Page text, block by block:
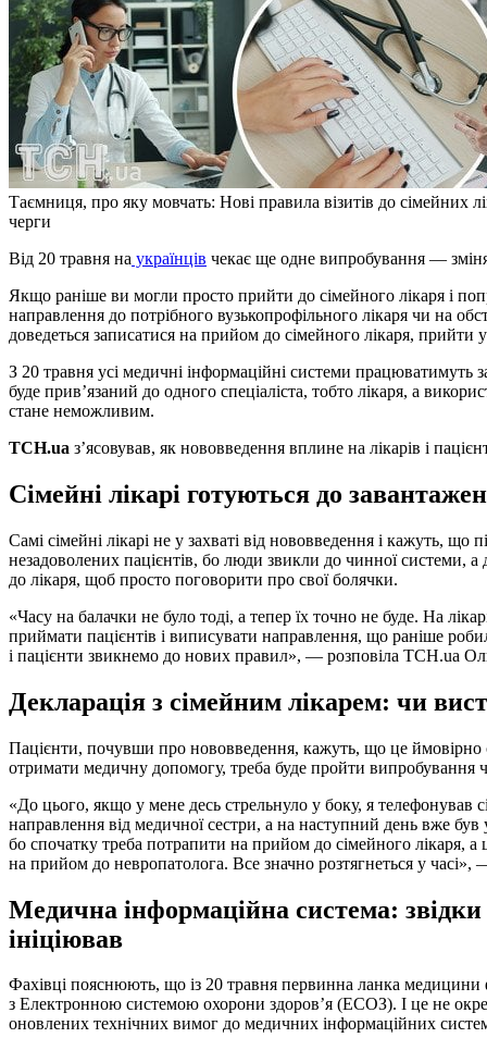
Таємниця, про яку мовчать: Нові правила візитів до сімейних
черги
Від 20 травня на українців чекає ще одне випробування —
Якщо раніше ви могли просто прийти до сімейного лікаря і
направлення до потрібного вузькопрофільного лікаря чи на
доведеться записатися на прийом до сімейного лікаря,
З 20 травня усі медичні інформаційні системи
буде прив’язаний до одного спеціаліста, тобто лікаря, а
стане неможливим.
ТСН.ua з’ясовував, як нововведення вплине на лікарів і
Сімейні лікарі готуються до
Самі сімейні лікарі не у захваті від нововведення і кажуть, що
незадоволених пацієнтів, бо люди звикли до чинної системи,
до лікаря, щоб просто поговорити про свої болячки.
«Часу на балачки не було тоді, а тепер їх точно не буде. На
приймати пацієнтів і виписувати направлення, що раніше
і пацієнти звикнемо до нових правил», — розповіла ТСН.ua
Декларація з сімейним лікарем: чи
Пацієнти, почувши про нововведення, кажуть, що це
отримати медичну допомогу, треба буде пройти випробування
«До цього, якщо у мене десь стрельнуло у боку, я телефонував
направлення від медичної сестри, а на наступний день вже був
бо спочатку треба потрапити на прийом до сімейного лікаря,
на прийом до невропатолога. Все значно розтягнеться у
Медична інформаційна система: звідки
ініціював
Фахівці пояснюють, що із 20 травня первинна ланка
з Електронною системою охорони здоров’я (ЕСОЗ). І це не
оновлених технічних вимог до медичних інформаційних